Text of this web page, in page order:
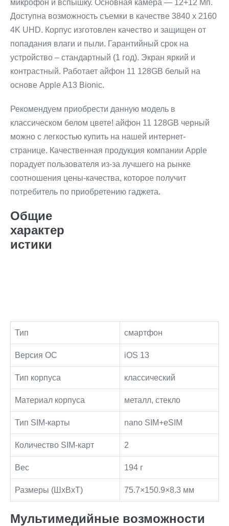
микрофон и вспышку. Основная камера — 12+12 Мп.
Доступна возможность съемки в качестве 3840 x 2160
4K UHD. Корпус изготовлен качество и защищен от
попадания влаги и пыли. Гарантийный срок на
устройство – стандартный (1 год). Экран яркий и
контрастный. Работает айфон 11 128GB белый на
основе Apple A13 Bionic.
Рекомендуем приобрести данную модель в
классическом белом цвете! айфон 11 128GB черный
можно с легкостью купить на нашей интернет-
странице. Качественная продукция компании Apple
порадует пользователя из-за лучшего на рынке
соотношения цены-качества, которое получит
потребитель по приобретению гаджета.
Общие
характер
истики
Тип смартфон
Версия ОС iOS 13
Тип корпуса классический
Материал корпуса металл, стекло
Тип SIM-карты nano SIM+eSIM
Количество SIM-карт 2
Вес 194 г
Размеры (ШxВxТ) 75.7×150.9×8.3 мм
Мультимедийные возможности